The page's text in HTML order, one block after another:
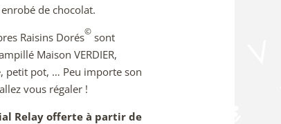
de chocolat.
Raisins Dorés© sont
Maison VERDIER,
petit pot, … Peu importe son
vous régaler !
Relay offerte à partir de